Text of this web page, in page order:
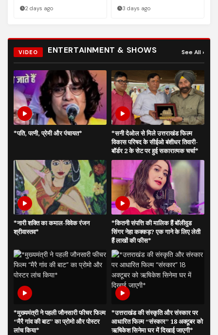
2 days ago 3 days ago
VIDEO ENTERTAINMENT & SHOWS See All ›
*पति, पत्नी, प्रेमी और पंचायत*
*सनी देओल से मिले उत्तराखंड फिल्म
विकास परिषद के सीईओ बंशीधर तिवारी-
बॉर्डर 2 के सेट पर हुई सकारात्मक चर्चा*
*नारी शक्ति का कमाल-विवेक रंजन
श्रीवास्तव*
*कितनी संपत्ति की मालिक हैं बॉलीवुड
सिंगर नेहा कक्कड़? एक गाने के लिए लेती
हैं लाखों की फीस*
*मुख्यमंत्री ने पहली जौनसारी फीचर फिल्म
“मैरै गांव की बाट” का प्रोमो और पोस्टर
लांच किया*
*उत्तराखंड की संस्कृति और संस्कार पर
आधारित फिल्म “संस्कार” 18 अक्टूबर को
ऋषिकेश सिनेमा घर में दिखाई जाएगी*